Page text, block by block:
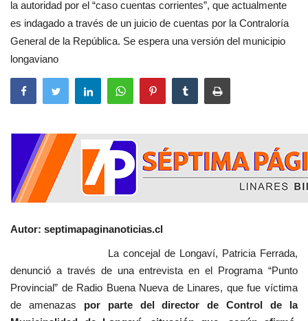
la autoridad por el “caso cuentas corrientes”, que actualmente
es indagado a través de un juicio de cuentas por la Contraloría
General de la República. Se espera una versión del municipio
longaviano
Autor: septimapaginanoticias.cl
La concejal de Longaví, Patricia Ferrada,
denunció a través de una entrevista en el Programa “Punto
Provincial” de Radio Buena Nueva de Linares, que fue víctima
de amenazas por parte del director de Control de la